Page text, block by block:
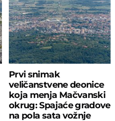
Prvi snimak
veličanstvene deonice
koja menja Mačvanski
okrug: Spajaće gradove
na pola sata vožnje